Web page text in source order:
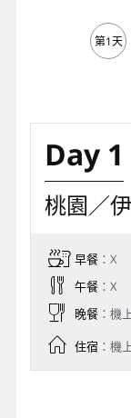
第1天
Day 1
桃園／
早餐：X
午餐：X
晚餐：機
住宿：機